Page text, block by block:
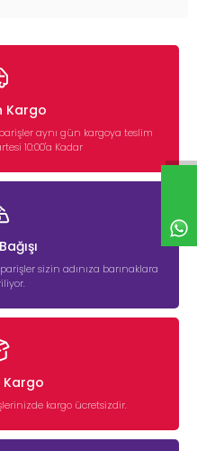
Kargo
aynı gün kargoya teslim
10:00'a Kadar
sizin adınıza barınaklara
Kargo
kargo ücretsizdir.